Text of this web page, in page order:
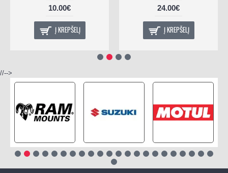
10.00€
Į KREPŠELĮ
24.00€
Į KREPŠELĮ
//-->